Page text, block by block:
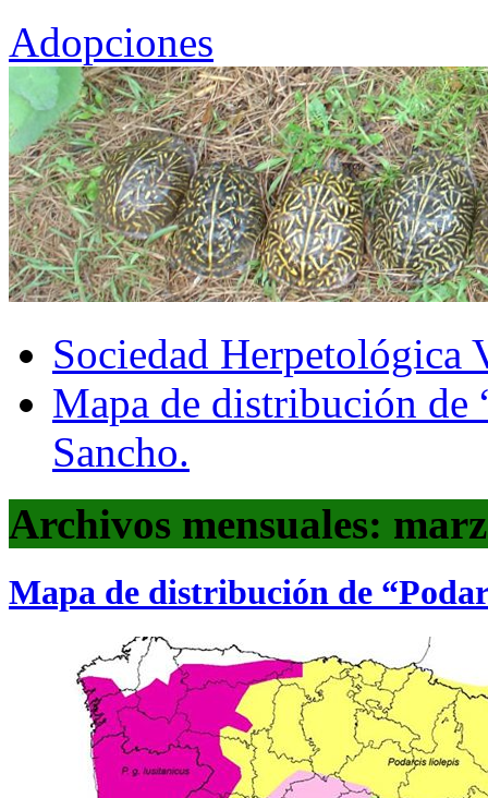
Adopciones
Sociedad Herpetológica
Mapa de distribución de
Sancho.
Archivos mensuales:
Mapa de distribución de